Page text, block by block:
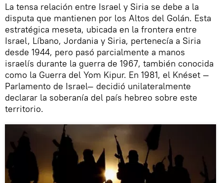
La tensa relación entre Israel y Siria se debe a la
disputa que mantienen por los Altos del Golán. Esta
estratégica meseta, ubicada en la frontera entre
Israel, Líbano, Jordania y Siria, pertenecía a Siria
desde 1944, pero pasó parcialmente a manos
israelís durante la guerra de 1967, también conocida
como la Guerra del Yom Kipur. En 1981, el Knéset —
Parlamento de Israel— decidió unilateralmente
declarar la soberanía del país hebreo sobre este
territorio.